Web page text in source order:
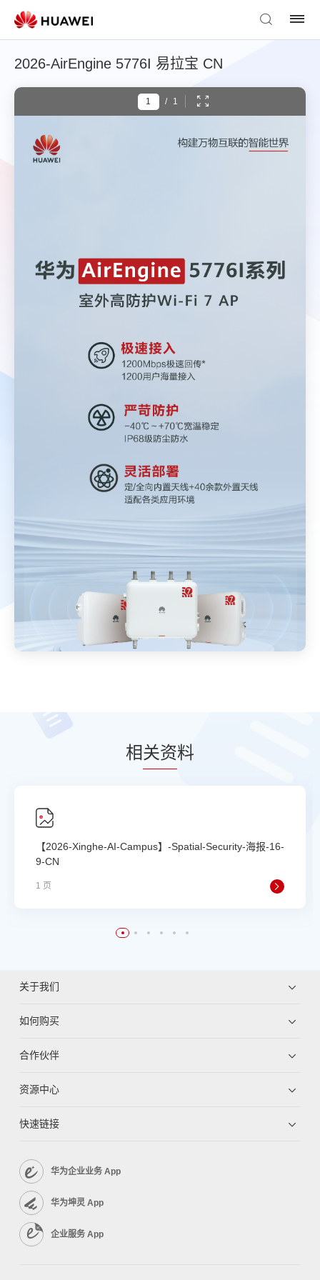
2026-AirEngine 5776I 易拉宝 CN
/ 1
相关资料
【2026-Xinghe-AI-Campus】-Spatial-Security-海报-16-
9-CN
1 页
关于我们
如何购买
合作伙伴
资源中心
快速链接
华为企业业务 App
华为坤灵 App
企业服务 App